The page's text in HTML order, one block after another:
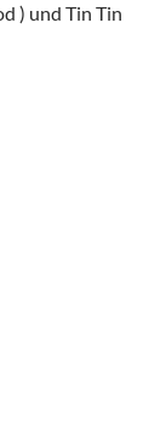
) und Tin Tin